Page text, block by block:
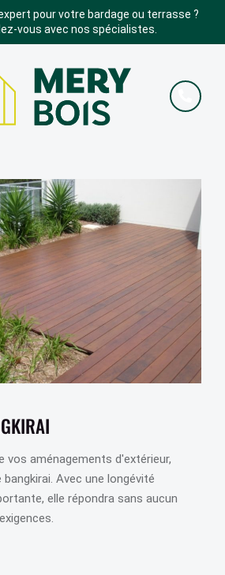
pour votre bardage ou terrasse ?
vous avec nos spécialistes.
vos aménagements d'extérieur,
Avec une longévité
elle répondra sans aucun